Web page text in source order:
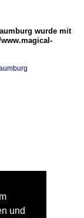
wurde mit
und